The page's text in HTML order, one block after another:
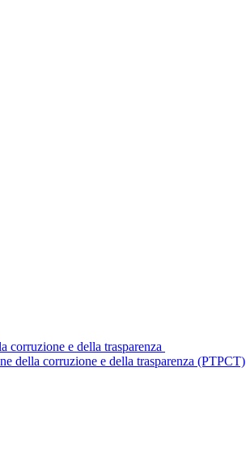
corruzione e della trasparenza
della corruzione e della trasparenza (PTPCT)